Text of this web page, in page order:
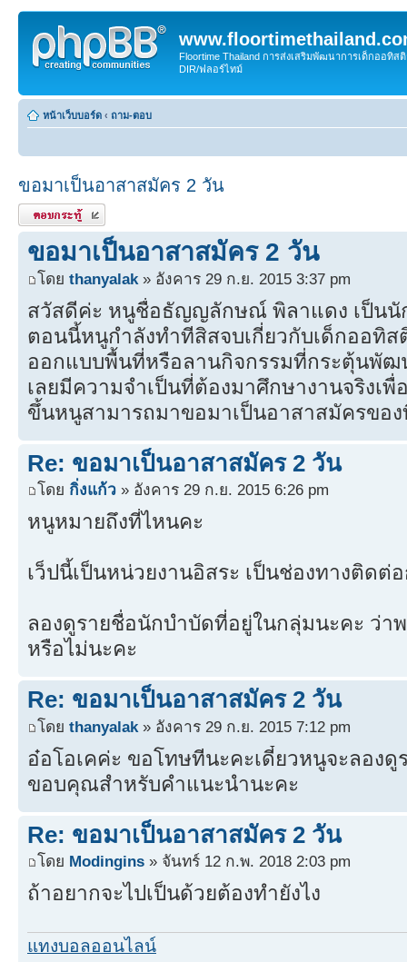
Floortime Thailand การส่งเสริมพัฒนาการเด็กออทิ
DIR/ฟลอร์ไทม์
หน้าเว็บบอร์ด ‹ ถาม-ตอบ
ขอมาเป็นอาสาสมัคร 2 วัน
ตอบกระทู้
ขอมาเป็นอาสาสมัคร 2 วัน
โดย thanyalak » อังคาร 29 ก.ย. 2015 3:37 pm
สวัสดีค่ะ หนูชื่อธัญญลักษณ์ พิลาแดง เป็นนั
ตอนนี้หนูกำลังทำทีสิสจบเกี่ยวกับเด็กออทิส
ออกแบบพื้นที่หรือลานกิจกรรมที่กระตุ้นพัฒ
เลยมีความจำเป็นที่ต้องมาศึกษางานจริงเพื่
ขึ้นหนูสามารถมาขอมาเป็นอาสาสมัครขอ
Re: ขอมาเป็นอาสาสมัคร 2 วัน
โดย กิ่งแก้ว » อังคาร 29 ก.ย. 2015 6:26 pm
หนูหมายถึงที่ไหนคะ
เว็ปนี้เป็นหน่วยงานอิสระ เป็นช่องทางติด
ลองดูรายชื่อนักบำบัดที่อยู่ในกลุ่มนะคะ ว่า
หรือไม่นะคะ
Re: ขอมาเป็นอาสาสมัคร 2 วัน
โดย thanyalak » อังคาร 29 ก.ย. 2015 7:12 pm
อ๋อโอเคค่ะ ขอโทษทีนะคะเดี๋ยวหนูจะลอง
ขอบคุณสำหรับคำแนะนำนะคะ
Re: ขอมาเป็นอาสาสมัคร 2 วัน
โดย Modingins » จันทร์ 12 ก.พ. 2018 2:03 pm
ถ้าอยากจะไปเป็นด้วยต้องทำยังไง
แทงบอลออนไลน์